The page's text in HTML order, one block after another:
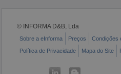
© INFORMA D&B, Lda
Sobre a eInforma Preços Condições
Política de Privacidade
Mapa do Site